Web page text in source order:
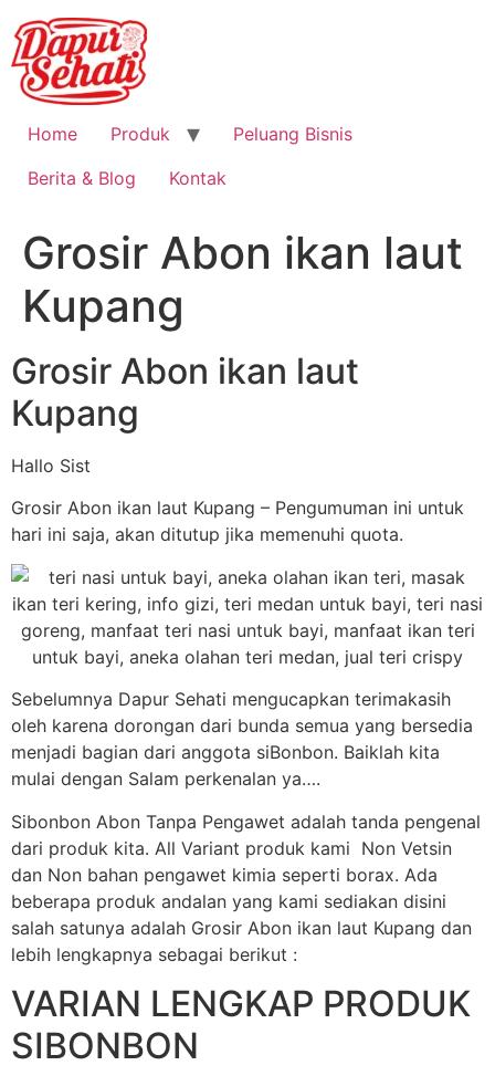
Home Produk
Peluang Bisnis
Berita & Blog
Kontak
Grosir Abon ikan laut
Kupang
Grosir Abon ikan laut
Kupang
Hallo Sist
Grosir Abon ikan laut Kupang – Pengumuman ini untuk
hari ini saja, akan ditutup jika memenuhi quota.
Sebelumnya Dapur Sehati mengucapkan terimakasih
oleh karena dorongan dari bunda semua yang bersedia
menjadi bagian dari anggota siBonbon. Baiklah kita
mulai dengan Salam perkenalan ya….
Sibonbon Abon Tanpa Pengawet adalah tanda pengenal
dari produk kita. All Variant produk kami Non Vetsin
dan Non bahan pengawet kimia seperti borax. Ada
beberapa produk andalan yang kami sediakan disini
salah satunya adalah Grosir Abon ikan laut Kupang dan
lebih lengkapnya sebagai berikut :
VARIAN LENGKAP PRODUK
SIBONBON